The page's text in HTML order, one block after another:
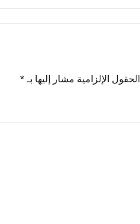
الحقول الإلزامية مشار إليها بـ *